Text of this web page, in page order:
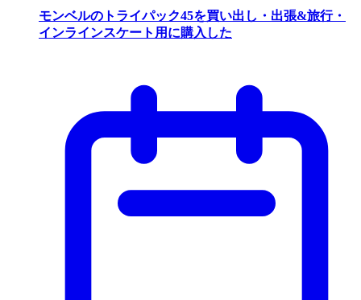
モンベルのトライパック45を買い出し・出張&旅行・
インラインスケート用に購入した